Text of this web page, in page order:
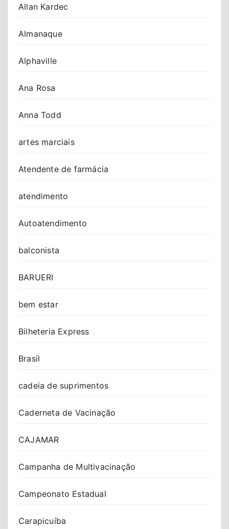
Allan Kardec
Almanaque
Alphaville
Ana Rosa
Anna Todd
artes marciais
Atendente de farmácia
atendimento
Autoatendimento
balconista
BARUERI
bem estar
Bilheteria Express
Brasil
cadeia de suprimentos
Caderneta de Vacinação
CAJAMAR
Campanha de Multivacinação
Campeonato Estadual
Carapicuíba